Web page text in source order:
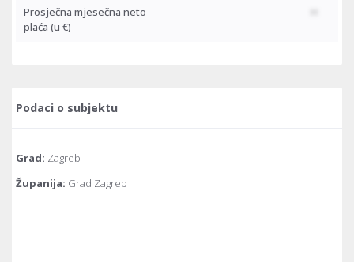
Prosječna mjesečna neto
plaća (u €)
- - -
Podaci o subjektu
Grad: Zagreb
Županija: Grad Zagreb